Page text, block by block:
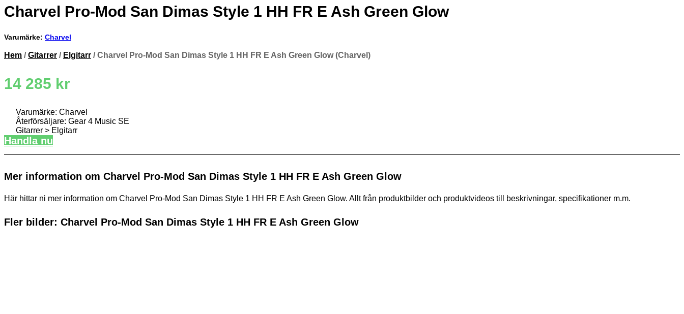
Charvel Pro-Mod San Dimas Style 1 HH FR E Ash Green Glow
Varumärke: Charvel
Hem /Gitarrer / Elgitarr / Charvel Pro-Mod San Dimas Style 1 HH FR E Ash Green Glow (Charvel)
14 285 kr
Varumärke: Charvel
Återförsäljare: Gear 4 Music SE
Gitarrer > Elgitarr
Handla nu
Mer information om Charvel Pro-Mod San Dimas Style 1 HH FR E Ash Green Glow
Här hittar ni mer information om Charvel Pro-Mod San Dimas Style 1 HH FR E Ash Green Glow. Allt från produktbilder och produktvideos till beskrivningar, specifikationer m.m.
Fler bilder: Charvel Pro-Mod San Dimas Style 1 HH FR E Ash Green Glow